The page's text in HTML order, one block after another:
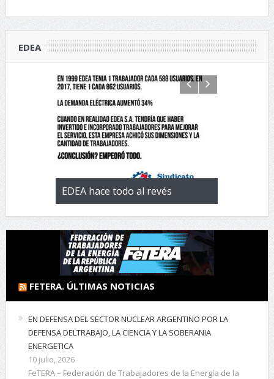
EDEA
la
EDEA hace todo al revés EL
FETERA. ÚLTIMAS NOTICIAS
EN DEFENSA DEL SECTOR NUCLEAR ARGENTINO POR LA
DEFENSA DELTRABAJO, LA CIENCIA Y LA SOBERANIA
ENERGETICA
10 julio, 2026
FeTERA – Federación de Trabajadores de la Energía de la